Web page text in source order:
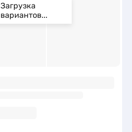
Загрузка
вариантов...